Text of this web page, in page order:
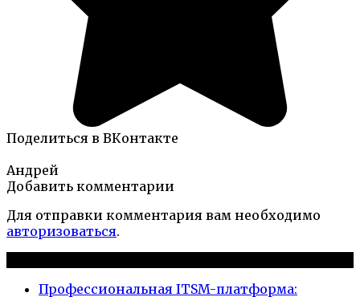
Поделиться в ВКонтакте
Андрей
Добавить комментарии
Для отправки комментария вам необходимо
авторизоваться.
Профессиональная ITSM-платформа: